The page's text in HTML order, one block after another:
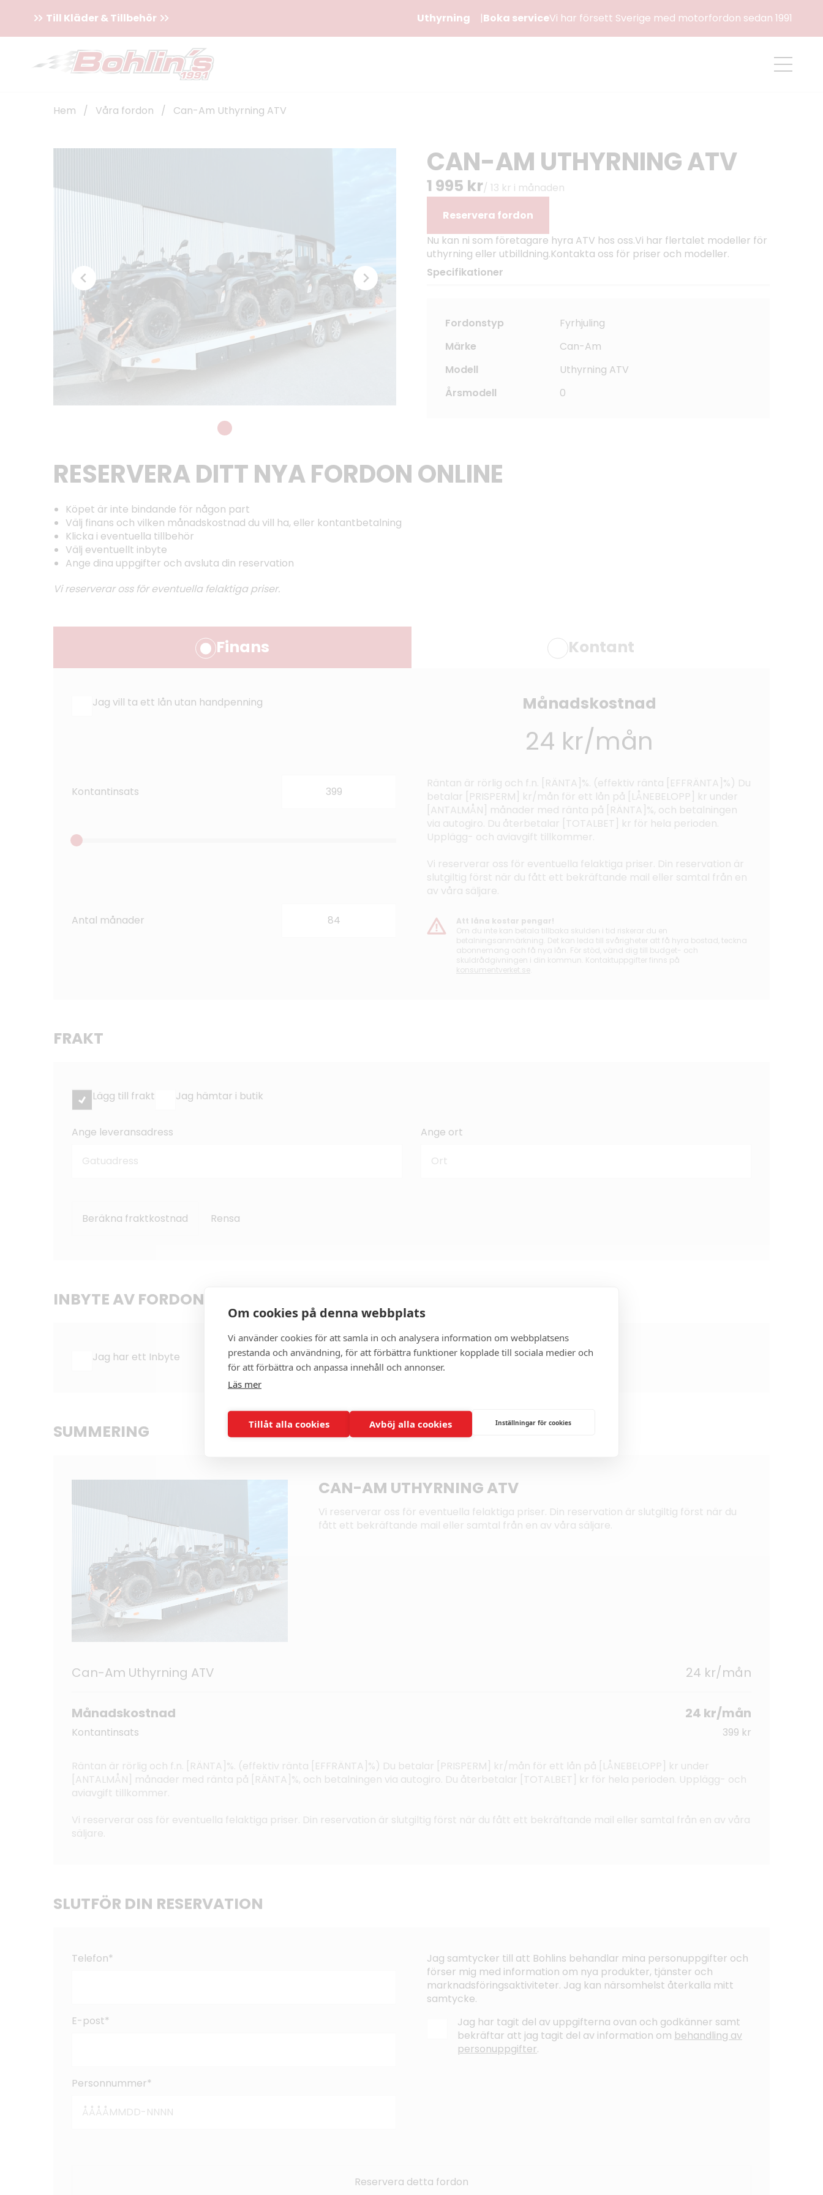
Om cookies på denna webbplats
Vi använder cookies för att samla in och analysera information om webbplatsens
prestanda och användning, för att förbättra funktioner kopplade till sociala medier och
för att förbättra och anpassa innehåll och annonser.
Läs mer
Tillåt alla cookies Avböj alla cookies Inställningar för cookies
Till Kläder & Tillbehör Uthyrning Boka serviceVi har försett Sverige med motorfordon sedan 1991
Hem / Våra fordon / Can-Am Uthyrning ATV
CAN-AM UTHYRNING ATV
1 995 kr/ 13 kr i månaden
Reservera fordon
Nu kan ni som företagare hyra ATV hos oss.Vi har flertalet modeller för
uthyrning eller utbilldning.Kontakta oss för priser och modeller.
Specifikationer
Fordonstyp
Fyrhjuling
Märke
Can-Am
Modell
Uthyrning ATV
Årsmodell
0
RESERVERA DITT NYA FORDON ONLINE
Köpet är inte bindande för någon part
Välj finans och vilken månadskostnad du vill ha, eller kontantbetalning
Klicka i eventuella tillbehör
Välj eventuellt inbyte
Ange dina uppgifter och avsluta din reservation
Vi reserverar oss för eventuella felaktiga priser.
Finans Kontant
Jag vill ta ett lån utan handpenning
Kontantinsats
Antal månader
Månadskostnad
24 kr/mån
Räntan är rörlig och f.n. [RÄNTA]%. (effektiv ränta [EFFRÄNTA]%) Du
betalar [PRISPERM] kr/mån för ett lån på [LÅNEBELOPP] kr under
[ANTALMÅN] månader med ränta på [RÄNTA]%, och betalningen
via autogiro. Du återbetalar [TOTALBET] kr för hela perioden.
Upplägg- och aviavgift tillkommer.
Vi reserverar oss för eventuella felaktiga priser. Din reservation är
slutgiltig först när du fått ett bekräftande mail eller samtal från en
av våra säljare.
Att låna kostar pengar!
Om du inte kan betala tillbaka skulden i tid riskerar du en
betalningsanmärkning. Det kan leda till svårigheter att få hyra bostad, teckna
abonnemang och få nya lån. För stöd, vänd dig till budget- och
skuldrådgivningen i din kommun. Kontaktuppgifter finns på
konsumentverket.se
FRAKT
Lägg till frakt Jag hämtar i butik
Ange leveransadress Ange ort
Beräkna fraktkostnad Rensa
INBYTE AV FORDON
Jag har ett Inbyte
SUMMERING
CAN-AM UTHYRNING ATV
Vi reserverar oss för eventuella felaktiga priser. Din reservation är slutgiltig först när du
fått ett bekräftande mail eller samtal från en av våra säljare.
Can-Am Uthyrning ATV 24 kr/mån
Månadskostnad 24 kr/mån
Kontantinsats 399 kr
Räntan är rörlig och f.n. [RÄNTA]%. (effektiv ränta [EFFRÄNTA]%) Du betalar [PRISPERM] kr/mån för ett lån på [LÅNEBELOPP] kr under
[ANTALMÅN] månader med ränta på [RÄNTA]%, och betalningen via autogiro. Du återbetalar [TOTALBET] kr för hela perioden. Upplägg- och
aviavgift tillkommer.
Vi reserverar oss för eventuella felaktiga priser. Din reservation är slutgiltig först när du fått ett bekräftande mail eller samtal från en av våra
säljare.
SLUTFÖR DIN RESERVATION
Telefon*
E-post*
Personnummer*
Jag samtycker till att Bohlins behandlar mina personuppgifter och
förser mig med information om nya produkter, tjänster och
marknadsföringsaktiviteter. Jag kan närsomhelst återkalla mitt
samtycke.
Jag har tagit del av uppgifterna ovan och godkänner samt
bekräftar att jag tagit del av information om behandling av
personuppgifter.